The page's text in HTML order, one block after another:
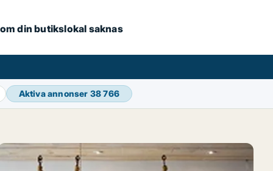
din butikslokal saknas
Aktiva annonser 38 766